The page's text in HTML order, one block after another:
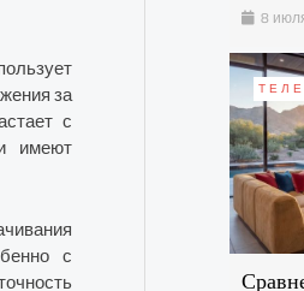
за
с
имеют
с
8